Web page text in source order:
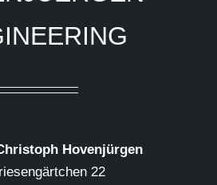
Hovenjürgen
22